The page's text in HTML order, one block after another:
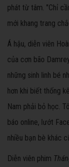
phát từ tâm. "Chỉ
mới khang trang
Á hậu, diễn viên
của cơn bão
những sinh linh bé
hơn khi biết thống
Nam phải bỏ học.
báo online, lướt
nhiều bạn bè khác
Diễn viên phim